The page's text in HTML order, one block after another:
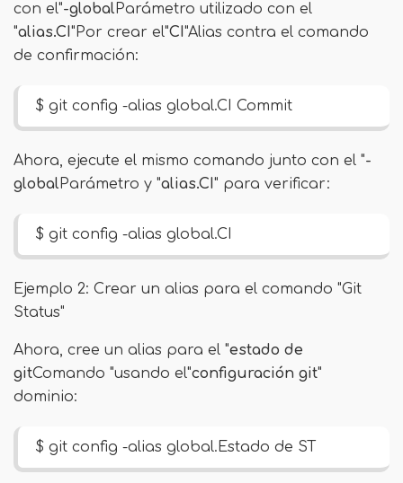
con el"-globalParámetro utilizado con el
"alias.CI"Por crear el"CI"Alias ​​contra el comando
de confirmación:
$ git config -alias global.CI Commit
Ahora, ejecute el mismo comando junto con el "-
globalParámetro y "alias.CI" para verificar:
$ git config -alias global.CI
Ejemplo 2: Crear un alias para el comando "Git
Status"
Ahora, cree un alias para el "estado de
gitComando "usando el"configuración git"
dominio:
$ git config -alias global.Estado de ST